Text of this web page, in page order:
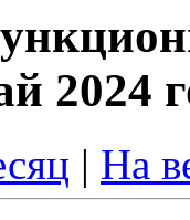
2024
| На